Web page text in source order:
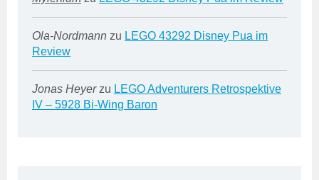
Ola-Nordmann zu LEGO 43292 Disney Pua im
Review
Jonas Heyerzu LEGO Adventurers Retrospektive
IV – 5928 Bi-Wing Baron